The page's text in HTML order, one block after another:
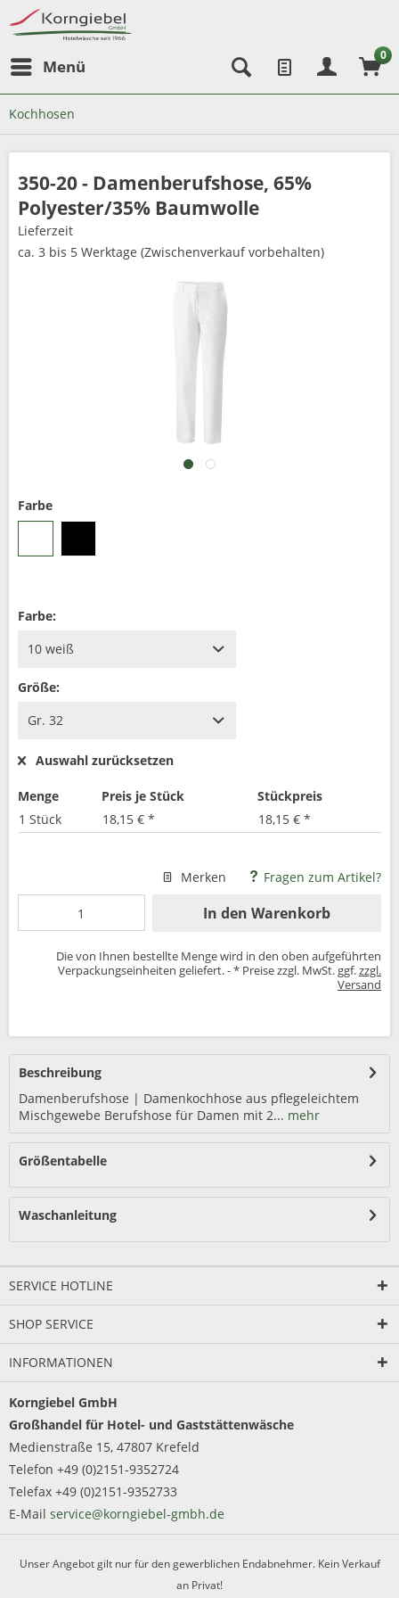
Menü
0
Kochhosen
350-20 - Damenberufshose, 65%
Polyester/35% Baumwolle
Lieferzeit
ca. 3 bis 5 Werktage (Zwischenverkauf vorbehalten)
Farbe
Farbe:
Größe:
Auswahl zurücksetzen
Menge Preis je Stück
Stückpreis
1 Stück
18,15 € * 18,15 € *
Merken Fragen zum Artikel?
In den Warenkorb
Die von Ihnen bestellte Menge wird in den oben aufgeführten
Verpackungseinheiten geliefert. - * Preise zzgl. MwSt. ggf.zzgl.
Versand
Beschreibung
Damenberufshose | Damenkochhose aus pflegeleichtem
Mischgewebe Berufshose für Damen mit 2... mehr
Größentabelle
Waschanleitung
SERVICE HOTLINE
SHOP SERVICE
INFORMATIONEN
Korngiebel GmbH
Großhandel für Hotel- und Gaststättenwäsche
Medienstraße 15, 47807 Krefeld
Telefon +49 (0)2151-9352724
Telefax +49 (0)2151-9352733
E-Mail service@korngiebel-gmbh.de
Unser Angebot gilt nur für den gewerblichen Endabnehmer. Kein Verkauf
an Privat!